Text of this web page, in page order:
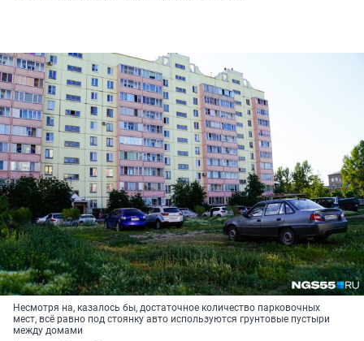
Несмотря на, казалось бы, достаточное количество парковочных
мест, всё равно под стоянку авто используются грунтовые пустыри
между домами